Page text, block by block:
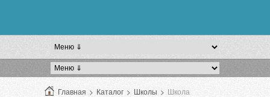
Главная > Каталог > Школы > Школа